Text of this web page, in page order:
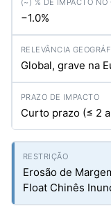
−1.0%
Global, grave na
Curto prazo (≤ 2
Erosão de
Float Chinês